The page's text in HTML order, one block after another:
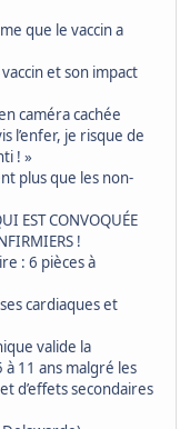
que le vaccin a
et son impact
caméra cachée
l’enfer, je risque de
! »
plus que les non-
EST CONVOQUÉE
!
: 6 pièces à
cardiaques et
valide la
à 11 ans malgré les
d’effets secondaires